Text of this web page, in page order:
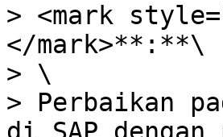
> <mark
</mark>**:**\
> \
> Perbaikan